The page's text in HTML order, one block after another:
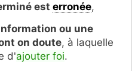
est erronée,
ou une
on doute, à laquelle
d'ajouter foi.